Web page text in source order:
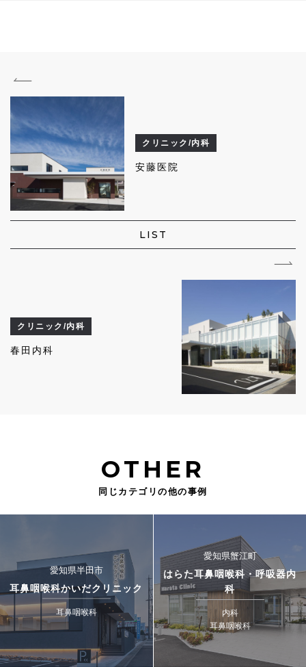
クリニック/内科
安藤医院
LIST
クリニック/内科
春田内科
OTHER
同じカテゴリの他の事例
愛知県半田市
耳鼻咽喉科かいだクリニック
耳鼻咽喉科
愛知県蟹江町
はらた耳鼻咽喉科・呼吸器内
科
内科
耳鼻咽喉科